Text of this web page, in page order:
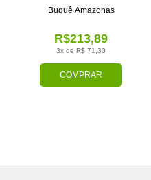
COMPRAR
3x de R$ 71,30
R$213,89
Buquê Amazonas